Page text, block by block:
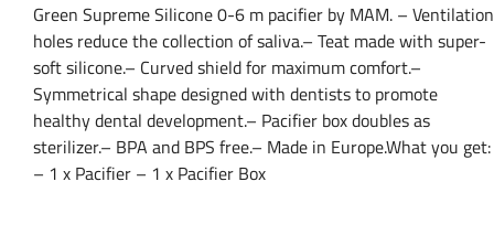
Green Supreme Silicone 0-6 m pacifier by MAM. – Ventilation
holes reduce the collection of saliva.– Teat made with super-
soft silicone.– Curved shield for maximum comfort.–
Symmetrical shape designed with dentists to promote
healthy dental development.– Pacifier box doubles as
sterilizer.– BPA and BPS free.– Made in Europe.What you get:
– 1 x Pacifier – 1 x Pacifier Box